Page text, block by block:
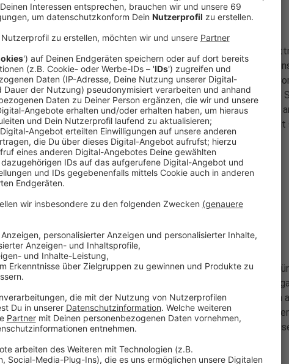
Anzeige
Im Interview mit ANTENNE MÜNSTER-Chefredakteur Stefan
städtischen Krisenstabes, Wolfgang Heuer, die Situation sei in
gelaufen. Hauptgrund dafür: Münster habe sich sehr früh auf die
Bereits im Januar habe es erste interne Maßnahmen gegeben. Die
damit begonnen, Testkapazitäten aufzubauen. Der Testcontainer
ersten bundesweit gewesen, so Heuer. Auch bei der
gewesen.
Anzeige
Münsteraner entspannt und rücksichtsvoll in der Krise
Sehr beeindruckt haben Heuer die Münsteraner Bürgerinnen und
und rücksichtsvoll" in der Krise. Das habe er aus anderen Städten
im ANTENNE MÜNSTER-Interview. Zwar seien die Neuinfektionen
einmal gestiegen - verantwortlich dafür sind 16 infizierte
Angelmodde - aber ansonsten ist Münster bisher gut durch die
Anzeige